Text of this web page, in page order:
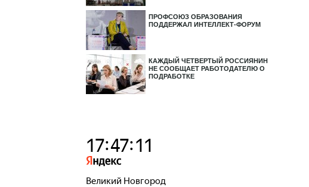
ПРОФСОЮЗ ОБРАЗОВАНИЯ
ПОДДЕРЖАЛ ИНТЕЛЛЕКТ-ФОРУМ
КАЖДЫЙ ЧЕТВЕРТЫЙ РОССИЯНИН
НЕ СООБЩАЕТ РАБОТОДАТЕЛЮ О
ПОДРАБОТКЕ